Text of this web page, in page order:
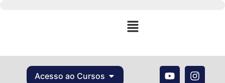
Acesso ao Cursos